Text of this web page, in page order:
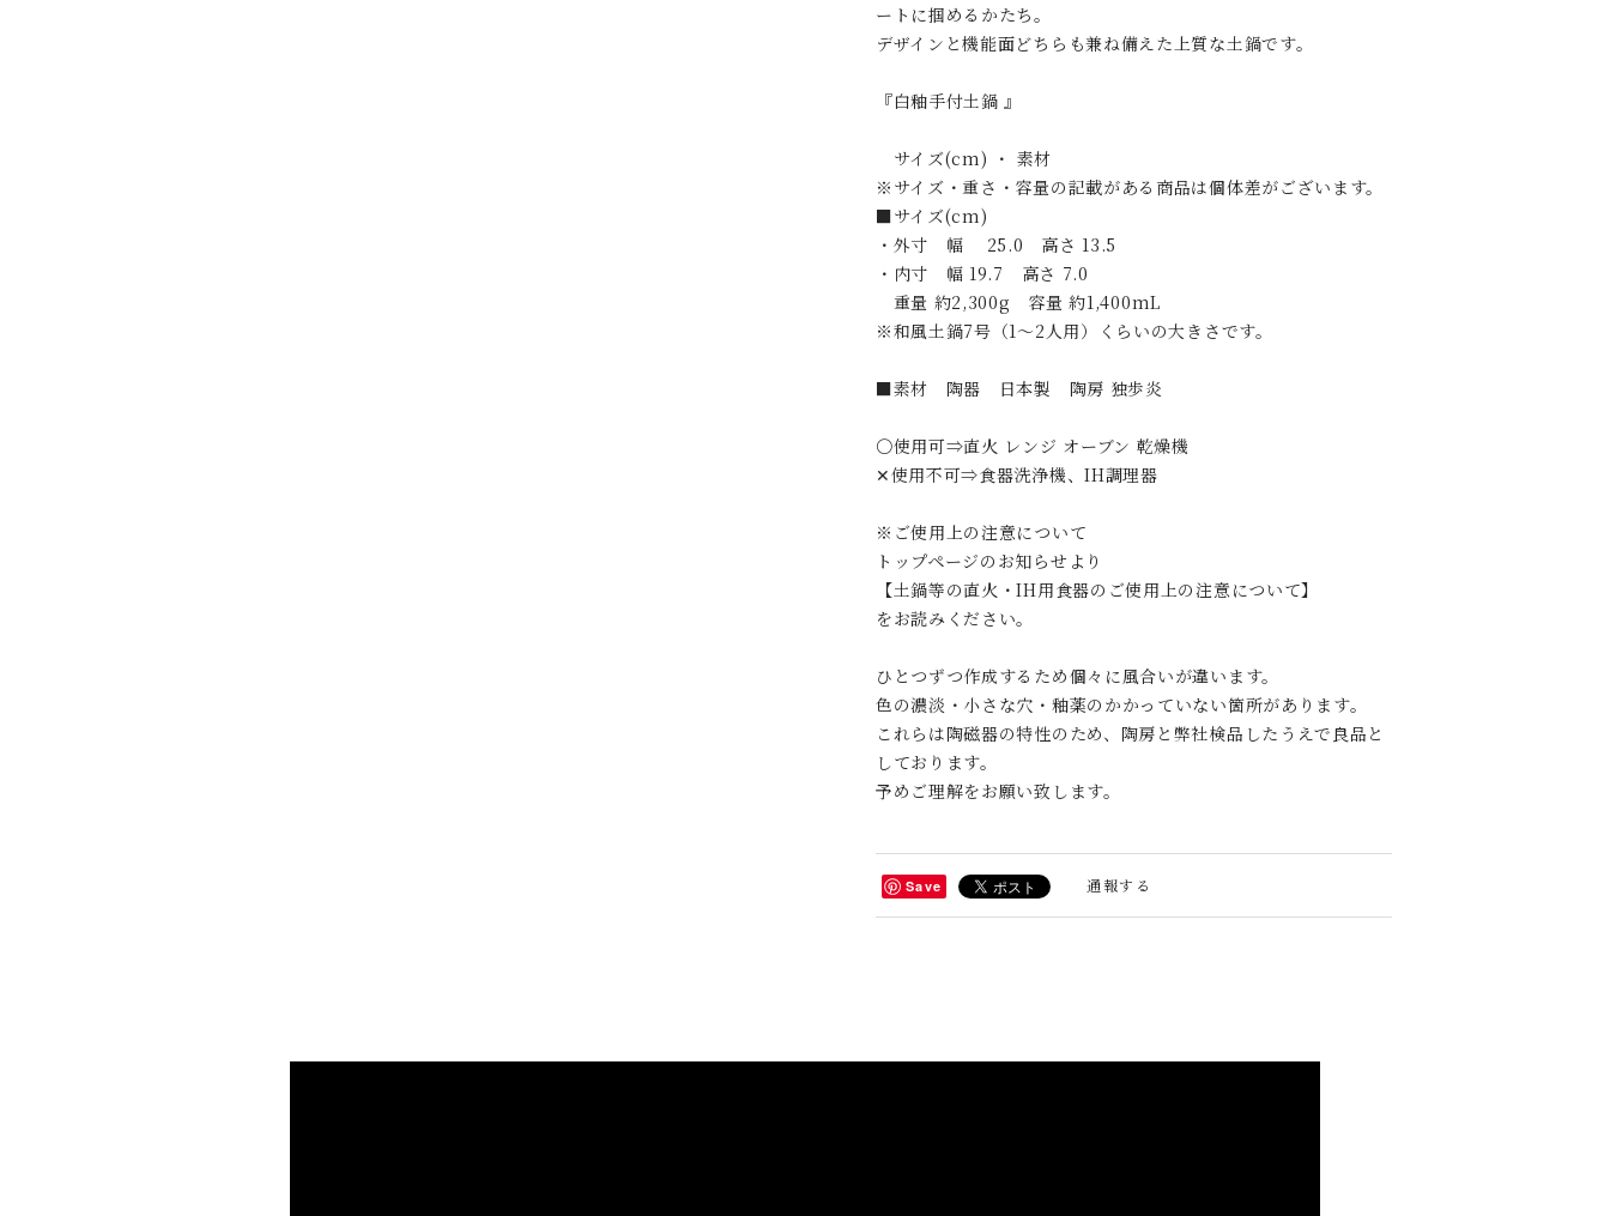
ートに掴めるかたち。
デザインと機能面どちらも兼ね備えた上質な土鍋です。
『白釉手付土鍋 』
サイズ(cm) ・ 素材
※サイズ・重さ・容量の記載がある商品は個体差がございます。
■サイズ(cm)
・外寸 幅 25.0 高さ 13.5
・内寸 幅 19.7 高さ 7.0
重量 約2,300g 容量 約1,400mL
※和風土鍋7号（1～2人用）くらいの大きさです。
■素材 陶器 日本製 陶房 独歩炎
〇使用可⇒直火 レンジ オーブン 乾燥機
✕使用不可⇒食器洗浄機、IH調理器
※ご使用上の注意について
トップページのお知らせより
【土鍋等の直火・IH用食器のご使用上の注意について】
をお読みください。
ひとつずつ作成するため個々に風合いが違います。
色の濃淡・小さな穴・釉薬のかかっていない箇所があります。
これらは陶磁器の特性のため、陶房と弊社検品したうえで良品と
しております。
予めご理解をお願い致します。
Save 通報する